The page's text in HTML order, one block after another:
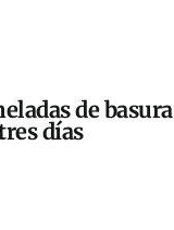
de basura
días